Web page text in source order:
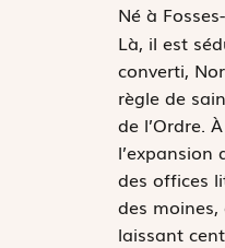
Né à
Là, il est
converti,
règle de
de l’Ordre.
des offices
des
laissant